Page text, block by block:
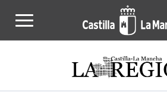
Actualidad de la